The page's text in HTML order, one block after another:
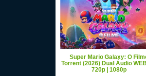
Super Mario Galaxy: O
Torrent (2026) Dual Áudio
720p | 1080p